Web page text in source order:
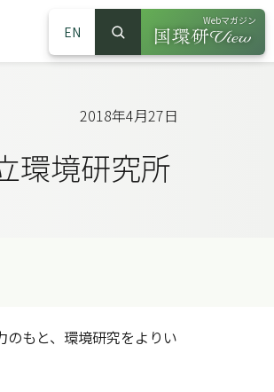
EN
サイト内検索
検索
Webマガジン
（別ウインドウ
2018年4月27日
環境研究所
もと、環境研究をよりい